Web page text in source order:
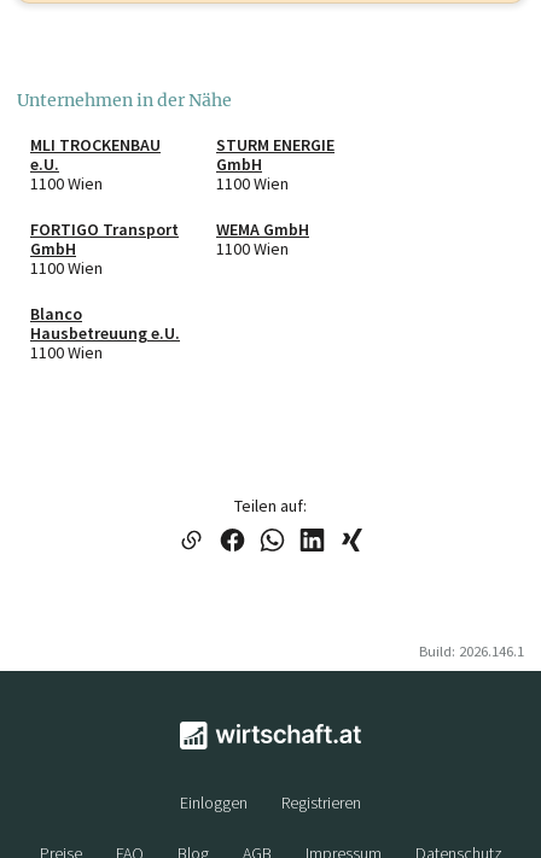
Unternehmen in der Nähe
MLI TROCKENBAU
e.U.
1100 Wien
STURM ENERGIE
GmbH
1100 Wien
FORTIGO Transport
GmbH
1100 Wien
WEMA GmbH
1100 Wien
Blanco
Hausbetreuung e.U.
1100 Wien
Teilen auf:
Build: 2026.146.1
Einloggen Registrieren
Preise FAQ Blog AGB Impressum Datenschutz